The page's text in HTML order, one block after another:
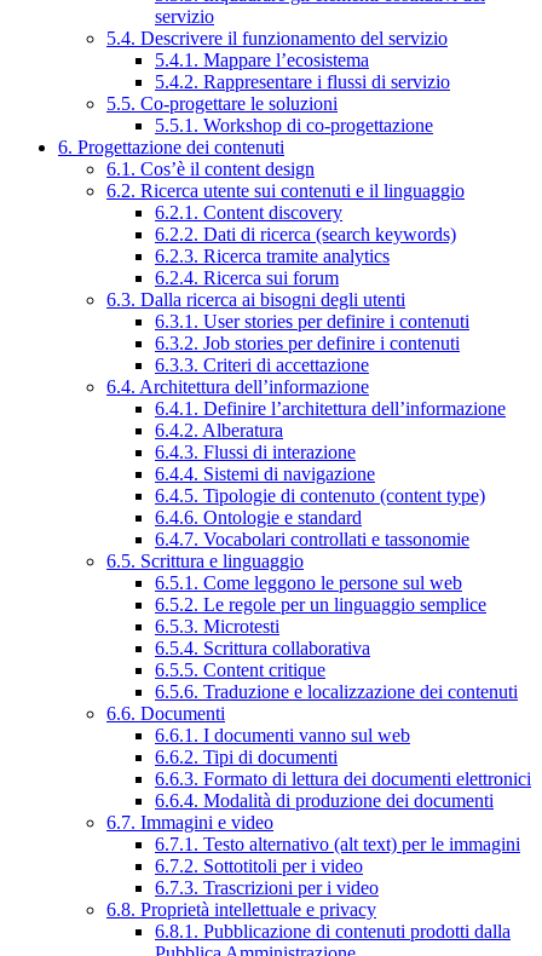
servizio
5.4. Descrivere il funzionamento del servizio
5.4.1. Mappare l’ecosistema
5.4.2. Rappresentare i flussi di servizio
5.5. Co-progettare le soluzioni
5.5.1. Workshop di co-progettazione
6. Progettazione dei contenuti
6.1. Cos’è il content design
6.2. Ricerca utente sui contenuti e il linguaggio
6.2.1. Content discovery
6.2.2. Dati di ricerca (search keywords)
6.2.3. Ricerca tramite analytics
6.2.4. Ricerca sui forum
6.3. Dalla ricerca ai bisogni degli utenti
6.3.1. User stories per definire i contenuti
6.3.2. Job stories per definire i contenuti
6.3.3. Criteri di accettazione
6.4. Architettura dell’informazione
6.4.1. Definire l’architettura dell’informazione
6.4.2. Alberatura
6.4.3. Flussi di interazione
6.4.4. Sistemi di navigazione
6.4.5. Tipologie di contenuto (content type)
6.4.6. Ontologie e standard
6.4.7. Vocabolari controllati e tassonomie
6.5. Scrittura e linguaggio
6.5.1. Come leggono le persone sul web
6.5.2. Le regole per un linguaggio semplice
6.5.3. Microtesti
6.5.4. Scrittura collaborativa
6.5.5. Content critique
6.5.6. Traduzione e localizzazione dei contenuti
6.6. Documenti
6.6.1. I documenti vanno sul web
6.6.2. Tipi di documenti
6.6.3. Formato di lettura dei documenti elettronici
6.6.4. Modalità di produzione dei documenti
6.7. Immagini e video
6.7.1. Testo alternativo (alt text) per le immagini
6.7.2. Sottotitoli per i video
6.7.3. Trascrizioni per i video
6.8. Proprietà intellettuale e privacy
6.8.1. Pubblicazione di contenuti prodotti dalla